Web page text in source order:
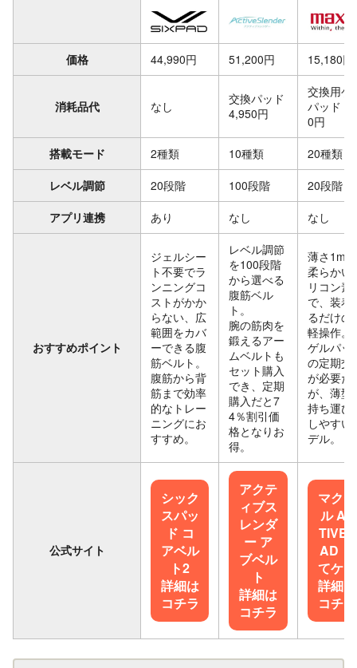
価格 44,990円 51,200円 15,180円
消耗品代 なし
交換パッド
4,950円
交換用ゲ
パッド
0円
搭載モード
2種類 10種類
20種類
レベル調節
20段階 100段階
20段階
アプリ連携
あり なし なし
おすすめポイント
ジェルシー
ト不要でラ
ンニングコ
ストがかか
らない、広
範囲をカバ
ーできる腹
筋ベルト。
腹筋から背
筋まで効率
的なトレー
ニングにお
すすめ。
レベル調節
を100段階
から選べる
腹筋ベル
ト。
腕の筋肉を
鍛えるアー
ムベルトも
セット購入
でき、定期
購入だと7
4％割引価
格となりお
得。
薄さ
柔らかい
リコン素
で、装着
るだけの
軽操作。
ゲルパッ
の定期交
が必要だ
が、薄型
持ち運び
しやすい
デル。
公式サイト
シック
スパッ
ド コ
アベル
ト2
詳細は
コチラ
アクテ
ィブス
レンダ
ー ア
ブベル
ト
詳細は
コチラ
マクセ
ル AC
TIVEP
AD も
てケア
詳細は
コチラ